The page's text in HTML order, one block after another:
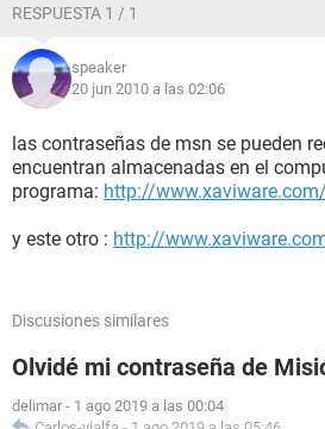
RESPUESTA 1 / 1
speaker
20 jun 2010 a las 02:06
las contraseñas de msn se pueden
encuentran almacenadas en el
programa: http://
y este otro : http://
Discusiones similares
Olvidé mi contraseña de
delimar - 1 ago 2019 a las 00:04